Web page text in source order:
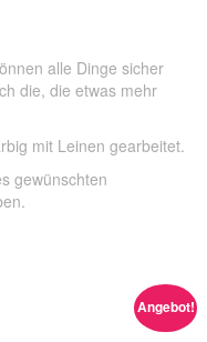
alle Dinge sicher
die, die etwas mehr
mit Leinen gearbeitet.
gewünschten
Angebot!